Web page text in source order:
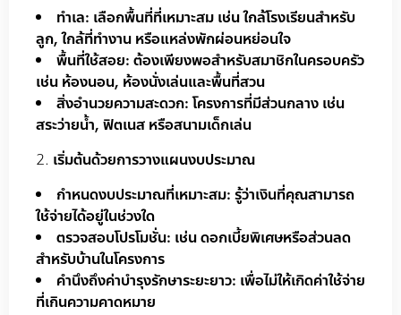
ทำเล: เลือกพื้นที่ที่เหมาะสม เช่น ใกล้โรงเรียนสำหรับ
ลูก, ใกล้ที่ทำงาน หรือแหล่งพักผ่อนหย่อนใจ
พื้นที่ใช้สอย: ต้องเพียงพอสำหรับสมาชิกในครอบครัว
เช่น ห้องนอน, ห้องนั่งเล่นและพื้นที่สวน
สิ่งอำนวยความสะดวก: โครงการที่มีส่วนกลาง เช่น
สระว่ายน้ำ, ฟิตเนส หรือสนามเด็กเล่น
เริ่มต้นด้วยการวางแผนงบประมาณ
กำหนดงบประมาณที่เหมาะสม: รู้ว่าเงินที่คุณสามารถ
ใช้จ่ายได้อยู่ในช่วงใด
ตรวจสอบโปรโมชั่น: เช่น ดอกเบี้ยพิเศษหรือส่วนลด
สำหรับบ้านในโครงการ
คำนึงถึงค่าบำรุงรักษาระยะยาว: เพื่อไม่ให้เกิดค่าใช้จ่าย
ที่เกินความคาดหมาย